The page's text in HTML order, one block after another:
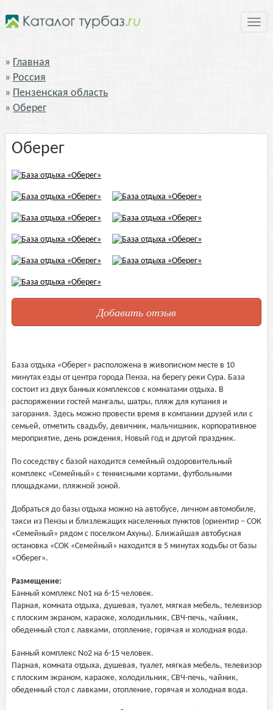
Главная
Россия
Пензенская область
Оберег
Оберег
Добавить отзыв
База отдыха «Оберег» расположена в живописном месте в 10
минутах езды от центра города Пенза, на берегу реки Сура. База
состоит из двух банных комплексов с комнатами отдыха. В
распоряжении гостей мангалы, шатры, пляж для купания и
загорания. Здесь можно провести время в компании друзей или с
семьей, отметить свадьбу, девичник, мальчишник, корпоративное
мероприятие, день рождения, Новый год и другой праздник.
По соседству с базой находится семейный оздоровительный
комплекс «Семейный» с теннисными кортами, футбольными
площадками, пляжной зоной.
Добраться до базы отдыха можно на автобусе, личном автомобиле,
такси из Пензы и близлежащих населенных пунктов (ориентир – СОК
«Семейный» рядом с поселком Ахуны). Ближайшая автобусная
остановка «СОК «Семейный» находится в 5 минутах ходьбы от базы
«Оберег».
Размещение:
Банный комплекс No1 на 6-15 человек.
Парная, комната отдыха, душевая, туалет, мягкая мебель, телевизор
с плоским экраном, караоке, холодильник, СВЧ-печь, чайник,
обеденный стол с лавками, отопление, горячая и холодная вода.
Банный комплекс No2 на 6-15 человек.
Парная, комната отдыха, душевая, туалет, мягкая мебель, телевизор
с плоским экраном, караоке, холодильник, СВЧ-печь, чайник,
обеденный стол с лавками, отопление, горячая и холодная вода.